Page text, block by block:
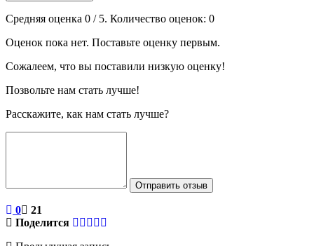
Средняя оценка 0 / 5. Количество оценок: 0
Оценок пока нет. Поставьте оценку первым.
Сожалеем, что вы поставили низкую оценку!
Позвольте нам стать лучше!
Расскажите, как нам стать лучше?
Отправить отзыв
0
21
Поделится